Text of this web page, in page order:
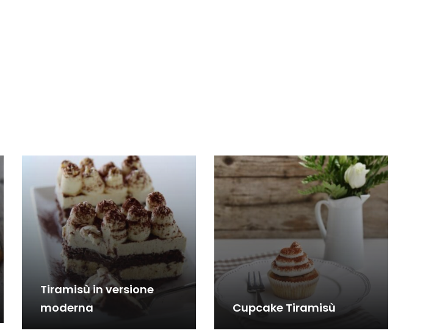
Tiramisù in versione
moderna
Cupcake Tiramisù